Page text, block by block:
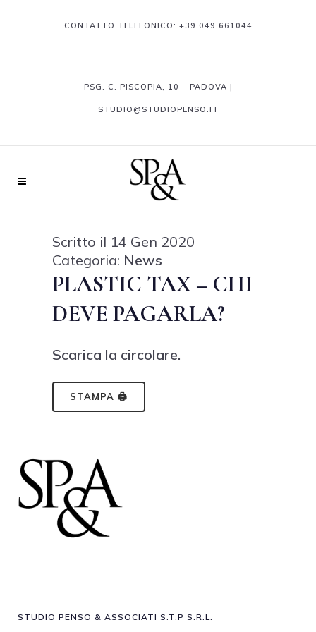
CONTATTO TELEFONICO: +39 049 661044
PSG. C. PISCOPIA, 10 – PADOVA |
STUDIO@STUDIOPENSO.IT
Scritto il 14 Gen 2020
Categoria: News
PLASTIC TAX – CHI
DEVE PAGARLA?
Scarica la circolare.
STAMPA 🖨
STUDIO PENSO & ASSOCIATI S.T.P S.R.L.